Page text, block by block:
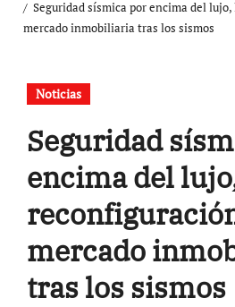
Seguridad sísmica por encima del
mercado inmobiliaria tras los sismos
Noticias
Seguridad
encima del
mercado
tras los sismos